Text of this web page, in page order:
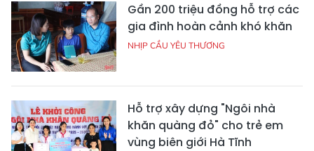
Gần 200 triệu đồng hỗ trợ các
gia đình hoàn cảnh khó khăn
NHỊP CẦU YÊU THƯƠNG
Hỗ trợ xây dựng "Ngôi nhà
khăn quàng đỏ" cho trẻ em
vùng biên giới Hà Tĩnh